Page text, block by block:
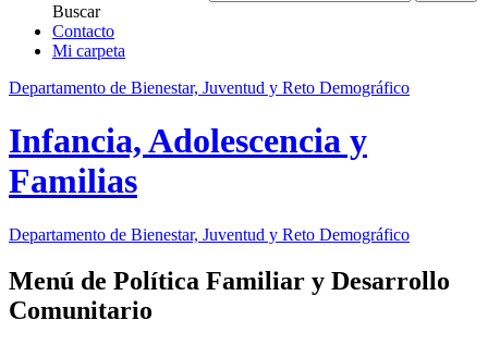
Buscar
Contacto
Mi carpeta
Departamento de Bienestar, Juventud y Reto Demográfico
Infancia, Adolescencia y
Familias
Departamento de Bienestar, Juventud y Reto Demográfico
Menú de Política Familiar y Desarrollo
Comunitario